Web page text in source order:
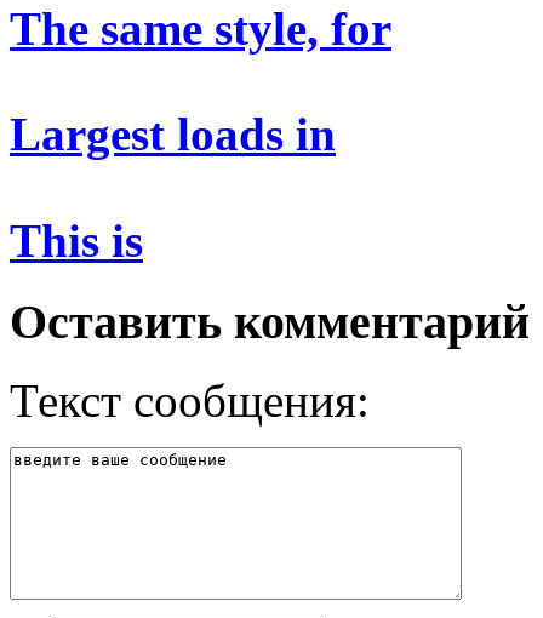
The same style, for
Largest loads in
This is
Оставить комментарий
Текст сообщения: